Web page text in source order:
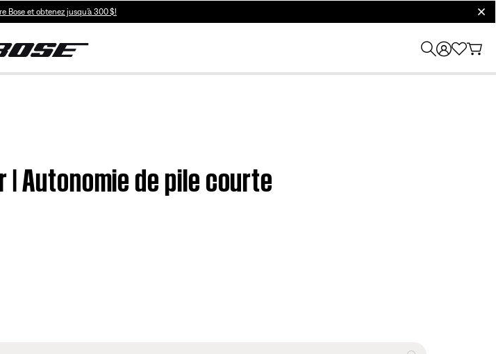
Bose et obtenez jusqu’à 300 $!
Autonomie de pile courte